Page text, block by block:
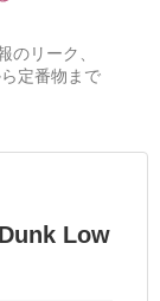
リーク、
定番物まで
Low